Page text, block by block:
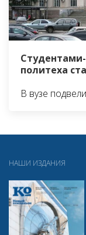
политеха
В вузе
НАШИ ИЗДАНИЯ